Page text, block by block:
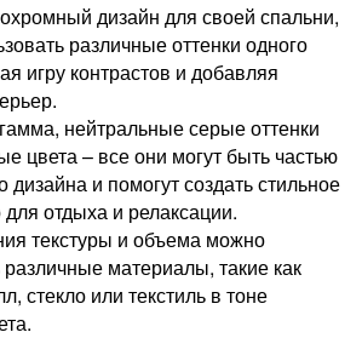
дизайн для своей спальни,
различные оттенки одного
игру контрастов и добавляя
нейтральные серые оттенки
цвета – все они могут быть частью
дизайна и помогут создать стильное
для отдыха и релаксации.
текстуры и объема можно
различные материалы, такие как
стекло или текстиль в тоне